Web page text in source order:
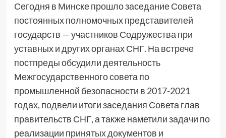
Сегодня в Минске прошло заседание Совета
постоянных полномочных представителей
государств — участников Содружества при
уставных и других органах СНГ. На встрече
постпреды обсудили деятельность
Межгосударственного совета по
промышленной безопасности в 2017-2021
годах, подвели итоги заседания Совета глав
правительств СНГ, а также наметили задачи по
реализации принятых документов и